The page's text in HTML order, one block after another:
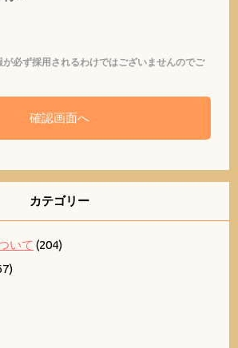
必ず採用されるわけではございませんのでご
カテゴリー
いて (204)